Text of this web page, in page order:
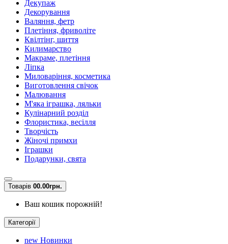
Декупаж
Декорування
Валяння, фетр
Плетіння, фриволіте
Квілтінг, шиття
Килимарство
Макраме, плетіння
Ліпка
Миловаріння, косметика
Виготовлення свічок
Малювання
М'яка іграшка, ляльки
Кулінарний розділ
Флористика, весілля
Творчість
Жіночі примхи
Іграшки
Подарунки, свята
Товарів 00.00грн.
Ваш кошик порожній!
Категорії
new Новинки